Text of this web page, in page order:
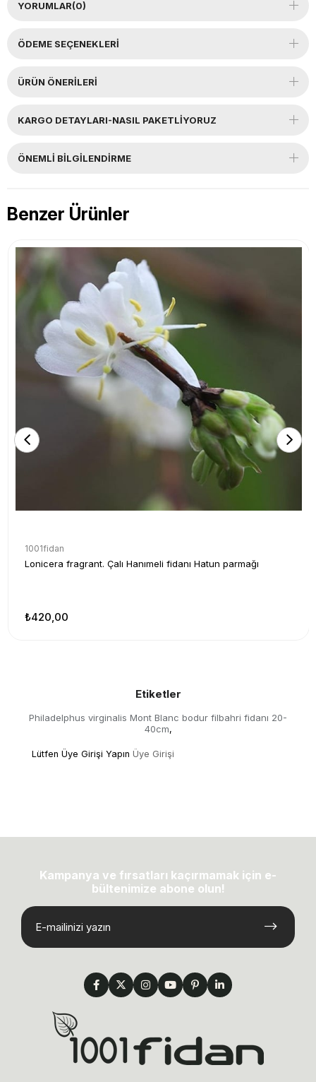
YORUMLAR(0)
ÖDEME SEÇENEKLERI
ÜRÜN ÖNERILERI
KARGO DETAYLARI-NASIL PAKETLİYORUZ
ÖNEMLI BILGILENDIRME
Benzer Ürünler
1001fidan
Lonicera fragrant. Çalı Hanımeli fidanı Hatun parmağı
₺420,00
Etiketler
Philadelphus virginalis Mont Blanc bodur filbahri fidanı 20-
40cm,
Lütfen Üye Girişi Yapın Üye Girişi
Kampanya ve fırsatları kaçırmamak için e-
bültenimize abone olun!